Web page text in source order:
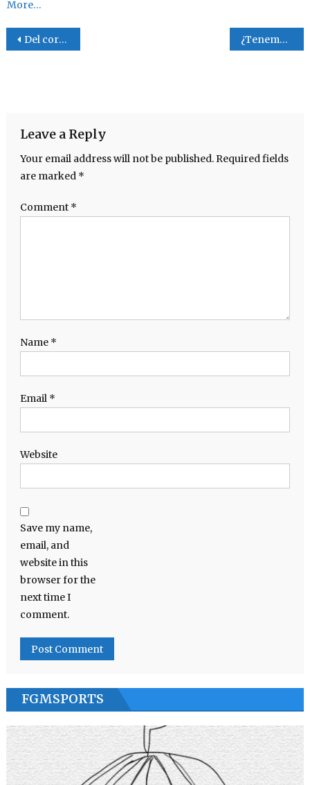
More…
Post navigation
Del corazón ¿Tenemos que entender a Dios?
Leave a Reply
Your email address will not be published. Required fields
are marked *
Comment *
Name *
Email *
Website
Save my name,
email, and
website in this
browser for the
next time I
comment.
FGMSPORTS